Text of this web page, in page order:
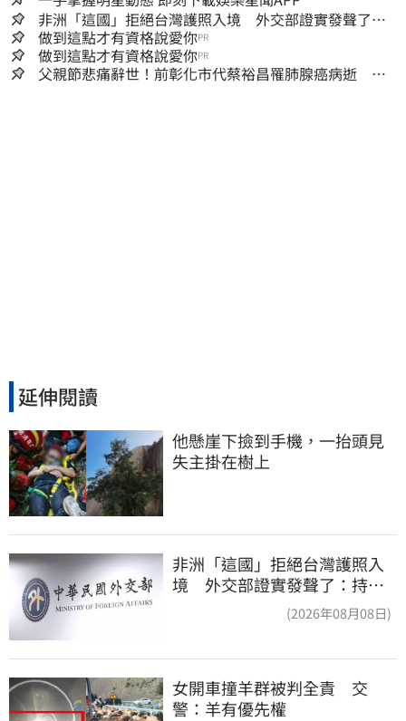
非洲「這國」拒絕台灣護照入境 外交部證實發聲了：
持續交涉聯繫
做到這點才有資格說愛你PR
做到這點才有資格說愛你PR
父親節悲痛辭世！前彰化市代蔡裕昌罹肺腺癌病逝 享
延伸閱讀
他懸崖下撿到手機，一抬頭見
失主掛在樹上
非洲「這國」拒絕台灣護照入
境 外交部證實發聲了：持續
(2026年08月08日)
女開車撞羊群被判全責　交
警：羊有優先權